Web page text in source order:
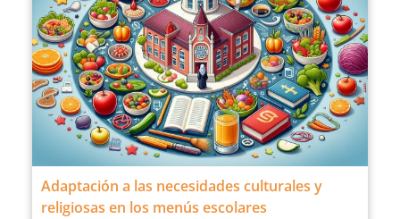
Adaptación a las necesidades culturales y
religiosas en los menús escolares